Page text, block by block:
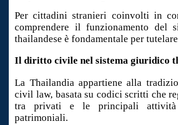
Per cittadini stranieri coinvolti in
comprendere il funzionamento del
thailandese è fondamentale per
Il diritto civile nel sistema giuridico
La Thailandia appartiene alla
civil law, basata su codici scritti che
tra privati e le principali attività
patrimoniali.